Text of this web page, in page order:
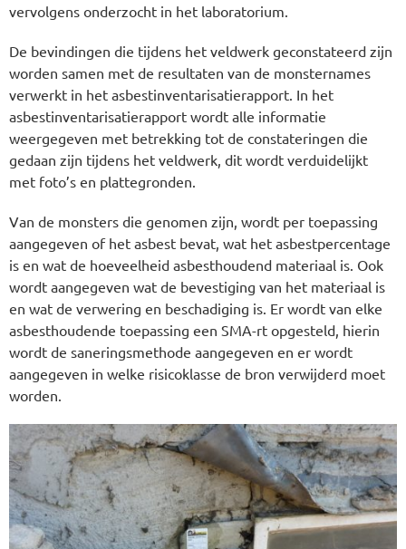
vervolgens onderzocht in het laboratorium.
De bevindingen die tijdens het veldwerk geconstateerd zijn
worden samen met de resultaten van de monsternames
verwerkt in het asbestinventarisatierapport. In het
asbestinventarisatierapport wordt alle informatie
weergegeven met betrekking tot de constateringen die
gedaan zijn tijdens het veldwerk, dit wordt verduidelijkt
met foto’s en plattegronden.
Van de monsters die genomen zijn, wordt per toepassing
aangegeven of het asbest bevat, wat het asbestpercentage
is en wat de hoeveelheid asbesthoudend materiaal is. Ook
wordt aangegeven wat de bevestiging van het materiaal is
en wat de verwering en beschadiging is. Er wordt van elke
asbesthoudende toepassing een SMA-rt opgesteld, hierin
wordt de saneringsmethode aangegeven en er wordt
aangegeven in welke risicoklasse de bron verwijderd moet
worden.